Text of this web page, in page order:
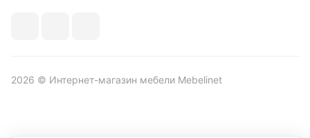
2026 © Интернет-магазин мебели Mebelinet